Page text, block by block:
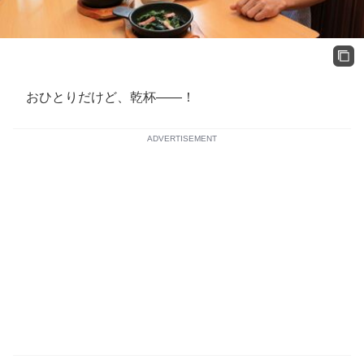
おひとりだけど、乾杯――！
ADVERTISEMENT